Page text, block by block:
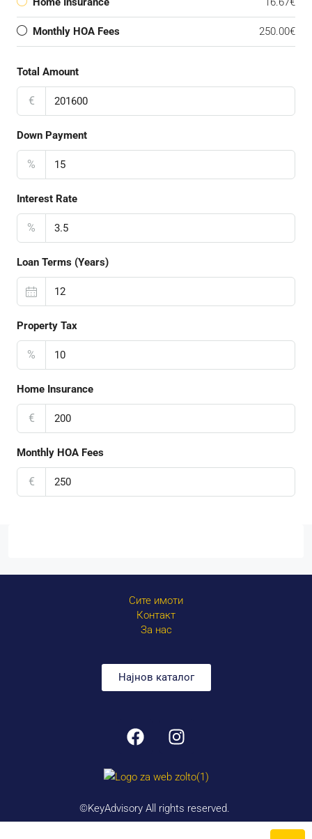
Monthly HOA Fees 250.00€
Total Amount
€
Down Payment
%
Interest Rate
%
Loan Terms (Years)
Property Tax
%
Home Insurance
€
Monthly HOA Fees
€
Сите имоти
Контакт
За нас
Најнов каталог
©KeyAdvisory All rights reserved.